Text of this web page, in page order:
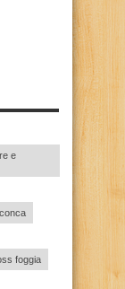
e
foggia